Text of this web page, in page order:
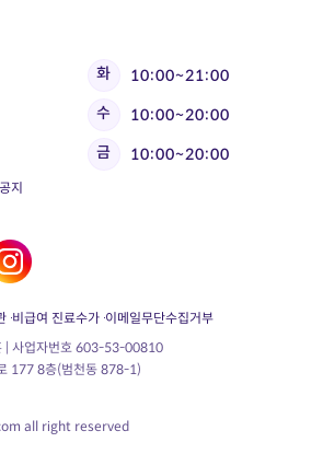
화
10:00~21:00
수
10:00~20:00
금 10:00~20:00
지
비급여 진료수가 이메일무단수집거부
| 사업자번호 603-53-00810
177 8층(범천동 878-1)
all right reserved